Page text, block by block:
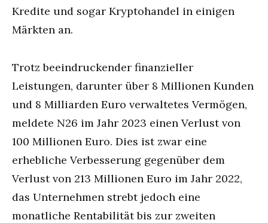
Kredite und sogar Kryptohandel in einigen
Märkten an.
Trotz beeindruckender finanzieller
Leistungen, darunter über 8 Millionen Kunden
und 8 Milliarden Euro verwaltetes Vermögen,
meldete N26 im Jahr 2023 einen Verlust von
100 Millionen Euro. Dies ist zwar eine
erhebliche Verbesserung gegenüber dem
Verlust von 213 Millionen Euro im Jahr 2022,
das Unternehmen strebt jedoch eine
monatliche Rentabilität bis zur zweiten